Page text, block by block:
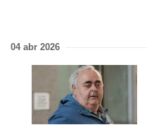
04 abr 2026